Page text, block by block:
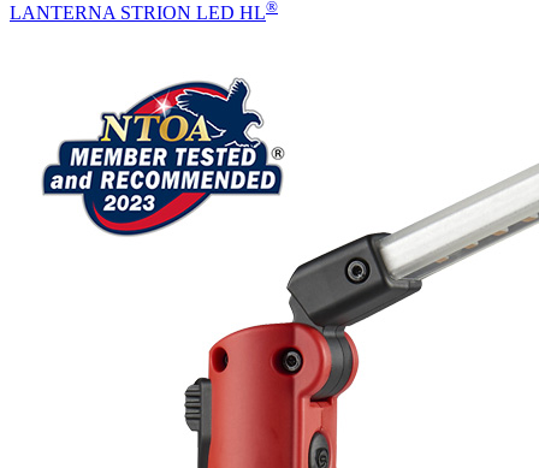
LANTERNA STRION LED HL®